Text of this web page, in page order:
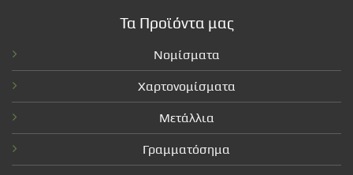
Τα Προϊόντα μας
Νομίσματα
Χαρτονομίσματα
Μετάλλια
Γραμματόσημα